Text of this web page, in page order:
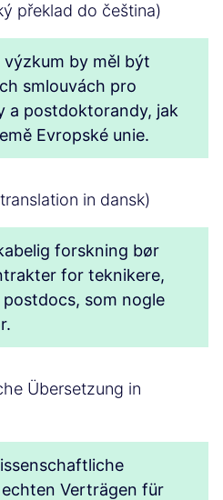
překlad do čeština)
by měl být
smlouvách pro
a postdoktorandy, jak
Evropské unie.
in dansk)
forskning bør
for teknikere,
som nogle
Übersetzung in
Verträgen für